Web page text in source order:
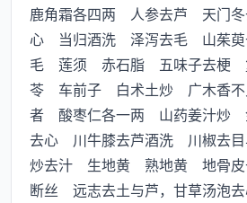
鹿角霜各四两 人参去芦 天门
心 当归酒洗 泽泻去毛 山茱
毛 莲须 赤石脂 五味子去梗
苓 车前子 白术土炒 广木香不
者 酸枣仁各一两 山药姜汁炒
去心 川牛膝去芦酒洗 川椒去目
炒去汁 生地黄 熟地黄 地骨皮
断丝 远志去土与芦，甘草汤泡